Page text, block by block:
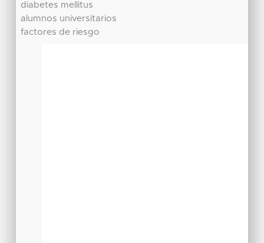
diabetes mellitus
alumnos universitarios
factores de riesgo